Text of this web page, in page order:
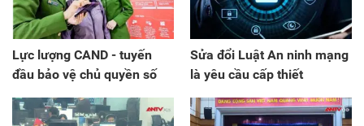
Lực lượng CAND - tuyến
đầu bảo vệ chủ quyền số
Sửa đổi Luật An ninh mạng
là yêu cầu cấp thiết